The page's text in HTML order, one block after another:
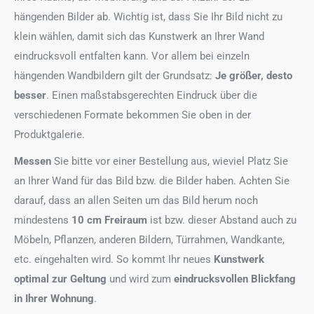
hängenden Bilder ab. Wichtig ist, dass Sie Ihr Bild nicht zu
klein wählen, damit sich das Kunstwerk an Ihrer Wand
eindrucksvoll entfalten kann. Vor allem bei einzeln
hängenden Wandbildern gilt der Grundsatz: Je größer, desto
besser. Einen maßstabsgerechten Eindruck über die
verschiedenen Formate bekommen Sie oben in der
Produktgalerie.
Messen Sie bitte vor einer Bestellung aus, wieviel Platz Sie
an Ihrer Wand für das Bild bzw. die Bilder haben. Achten Sie
darauf, dass an allen Seiten um das Bild herum noch
mindestens 10 cm Freiraum ist bzw. dieser Abstand auch zu
Möbeln, Pflanzen, anderen Bildern, Türrahmen, Wandkante,
etc. eingehalten wird. So kommt Ihr neues Kunstwerk
optimal zur Geltung und wird zum eindrucksvollen Blickfang
in Ihrer Wohnung.